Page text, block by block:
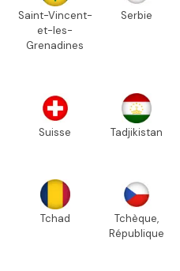
Saint-Vincent-
et-les-
Grenadines
Serbie
Suisse Tadjikistan
Tchad
Tchèque,
République